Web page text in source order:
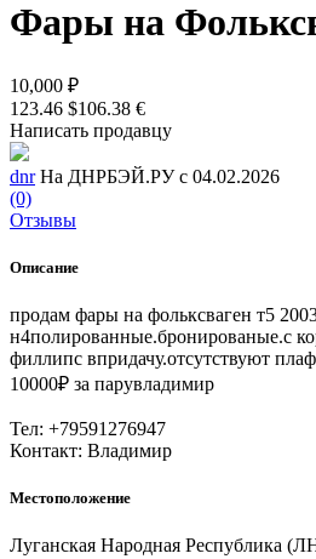
Фары на
10,000 ₽
123.46 $106.38 €
Написать продавцу
dnr На ДНРБЭЙ.РУ с 04.02.2026
(0)
Отзывы
Описание
продам фары на фольксваген т5
н4полированные.бронированые.с
филлипс впридачу.отсутствуют
10000₽ за парувладимир
Тел: +79591276947
Контакт: Владимир
Местоположение
Луганская Народная Республика